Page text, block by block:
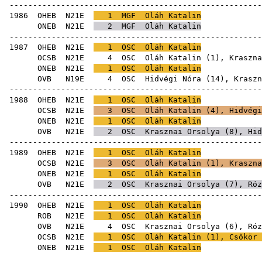
1986 OHEB N21E 1 MGF Oláh Katalin
ONEB N21E 2 MGF Oláh Katalin
1987 OHEB N21E 1 OSC Oláh Katalin
OCSB N21E 4 OSC Oláh Katalin ( 1 ),
ONEB N21E 1 OSC Oláh Katalin
OVB N19E 4 OSC Hidvégi Nóra ( 14),
1988 OHEB N21E 1 OSC Oláh Katalin
OCSB N21E 3 OSC Oláh Katalin ( 4 ),
ONEB N21E 1 OSC Oláh Katalin
OVB N21E 2 OSC Krasznai Orsolya ( 8 ),
1989 OHEB N21E 1 OSC Oláh Katalin
OCSB N21E 3 OSC Oláh Katalin ( 1 ),
ONEB N21E 1 OSC Oláh Katalin
OVB N21E 2 OSC Krasznai Orsolya ( 7 ),
1990 OHEB N21E 1 OSC Oláh Katalin
ROB N21E 1 OSC Oláh Katalin
OVB N21E 4 OSC Krasznai Orsolya ( 6 ),
OCSB N21E 1 OSC Oláh Katalin ( 1 ),
ONEB N21E 1 OSC Oláh Katalin